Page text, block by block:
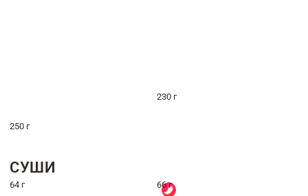
230 г
250 г
СУШИ
64 г 66 г